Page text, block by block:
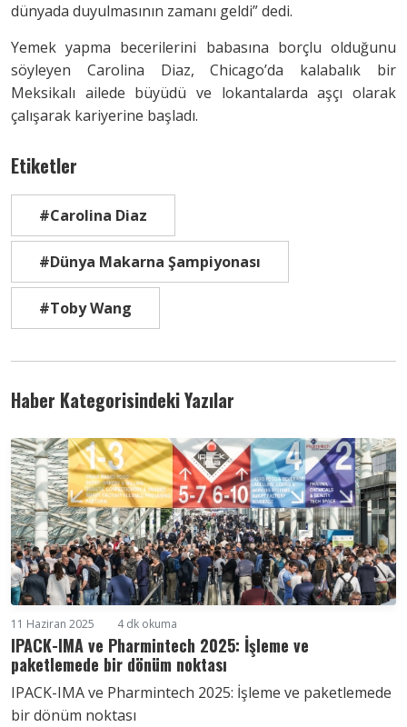
dünyada duyulmasının zamanı geldi” dedi.
Yemek yapma becerilerini babasına borçlu olduğunu
söyleyen Carolina Diaz, Chicago’da kalabalık bir
Meksikalı ailede büyüdü ve lokantalarda aşçı olarak
çalışarak kariyerine başladı.
Etiketler
#Carolina Diaz
#Dünya Makarna Şampiyonası
#Toby Wang
Haber Kategorisindeki Yazılar
11 Haziran 2025 4 dk okuma
IPACK-IMA ve Pharmintech 2025: İşleme ve
paketlemede bir dönüm noktası
IPACK-IMA ve Pharmintech 2025: İşleme ve paketlemede
bir dönüm noktası